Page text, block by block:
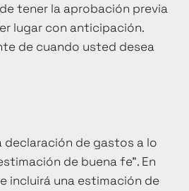
tener la aprobación previa
lugar con anticipación.
de cuando usted desea
declaración de gastos a lo
de buena fe". En
incluirá una estimación de